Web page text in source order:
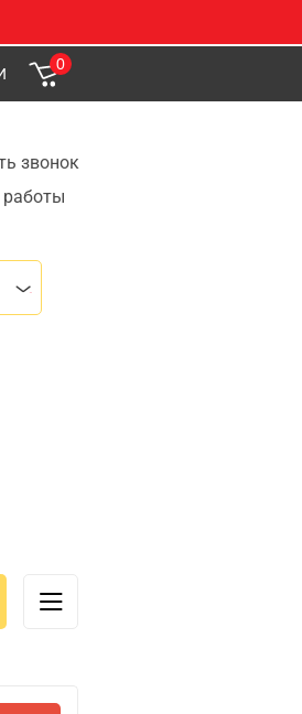
0
звонок
работы